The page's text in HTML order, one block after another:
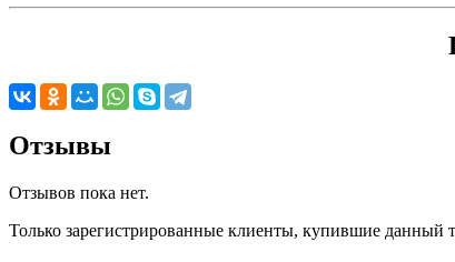
Отзывы
Отзывов пока нет.
Только зарегистрированные клиенты, купившие данный